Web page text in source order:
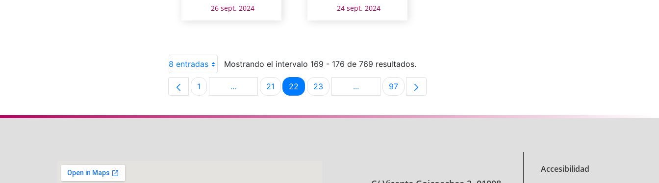
26 sept. 2024
24 sept. 2024
8 entradas Mostrando el intervalo 169 - 176 de 769 resultados.
Página
1 ...Páginas intermedias Use TAB para desplazarse.
Página
21 Página
22 Página
23 ...Páginas intermedias Use TAB para desplazarse.
Página
97
Accesibilidad